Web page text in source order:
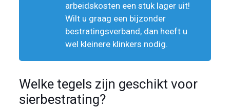
arbeidskosten een stuk lager uit!
Wilt u graag een bijzonder
bestratingsverband, dan heeft u
wel kleinere klinkers nodig.
Welke tegels zijn geschikt voor
sierbestrating?